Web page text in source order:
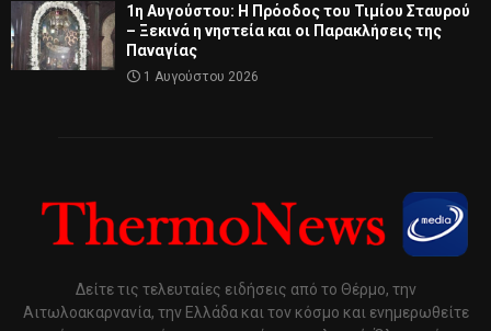
1η Αυγούστου: Η Πρόοδος του Τιμίου Σταυρού
– Ξεκινά η νηστεία και οι Παρακλήσεις της
Παναγίας
1 Αυγούστου 2026
Δείτε τις τελευταίες ειδήσεις από το Θέρμο, την
Αιτωλοακαρνανία, την Ελλάδα και τον κόσμο και ενημερωθείτε